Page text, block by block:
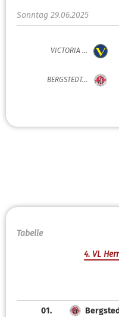
Sonntag 29.06.2025
VICTORIA ...
BERGSTEDT...
Tabelle
4. VL
01.